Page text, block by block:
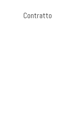
Contratto